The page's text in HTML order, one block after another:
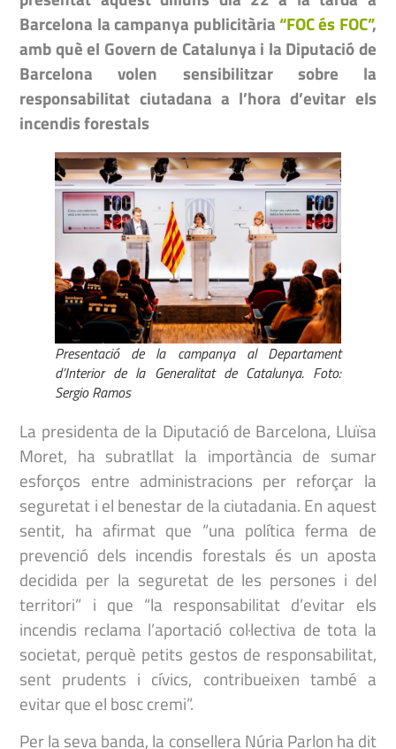
Barcelona la campanya publicitària“FOC és FOC”,
amb què el Govern de Catalunya i la Diputació de
Barcelona volen sensibilitzar sobre la
responsabilitat ciutadana a l’hora d’evitar els
incendis forestals
Presentació de la campanya al Departament
d’Interior de la Generalitat de Catalunya. Foto:
Sergio Ramos
La presidenta de la Diputació de Barcelona, Lluïsa
Moret, ha subratllat la importància de sumar
esforços entre administracions per reforçar la
seguretat i el benestar de la ciutadania. En aquest
sentit, ha afirmat que “una política ferma de
prevenció dels incendis forestals és un aposta
decidida per la seguretat de les persones i del
territori” i que “la responsabilitat d’evitar els
incendis reclama l’aportació col·lectiva de tota la
societat, perquè petits gestos de responsabilitat,
sent prudents i cívics, contribueixen també a
evitar que el bosc cremi”.
Per la seva banda, la consellera Núria Parlon ha dit